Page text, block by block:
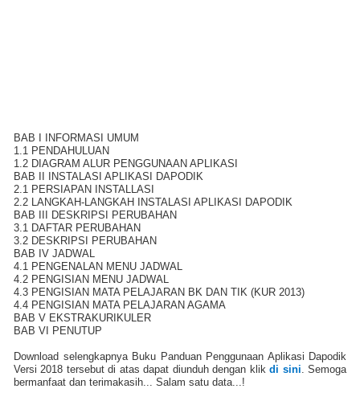
BAB I INFORMASI UMUM
1.1 PENDAHULUAN
1.2 DIAGRAM ALUR PENGGUNAAN APLIKASI
BAB II INSTALASI APLIKASI DAPODIK
2.1 PERSIAPAN INSTALLASI
2.2 LANGKAH-LANGKAH INSTALASI APLIKASI DAPODIK
BAB III DESKRIPSI PERUBAHAN
3.1 DAFTAR PERUBAHAN
3.2 DESKRIPSI PERUBAHAN
BAB IV JADWAL
4.1 PENGENALAN MENU JADWAL
4.2 PENGISIAN MENU JADWAL
4.3 PENGISIAN MATA PELAJARAN BK DAN TIK (KUR 2013)
4.4 PENGISIAN MATA PELAJARAN AGAMA
BAB V EKSTRAKURIKULER
BAB VI PENUTUP
Download selengkapnya Buku Panduan Penggunaan Aplikasi Dapodik
Versi 2018 tersebut di atas dapat diunduh dengan klikdi sini. Semoga
bermanfaat dan terimakasih... Salam satu data...!